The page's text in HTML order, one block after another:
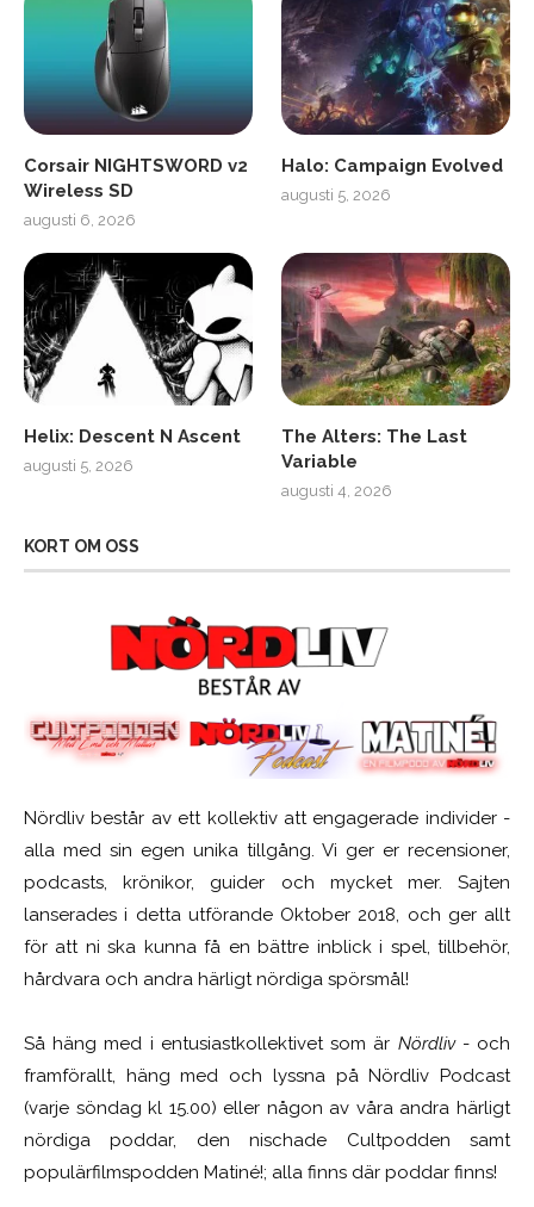
Corsair NIGHTSWORD v2
Wireless SD
augusti 6, 2026
Halo: Campaign Evolved
augusti 5, 2026
Helix: Descent N Ascent
augusti 5, 2026
The Alters: The Last
Variable
augusti 4, 2026
KORT OM OSS
Nördliv består av ett kollektiv att engagerade individer -
alla med sin egen unika tillgång. Vi ger er recensioner,
podcasts, krönikor, guider och mycket mer. Sajten
lanserades i detta utförande Oktober 2018, och ger allt
för att ni ska kunna få en bättre inblick i spel, tillbehör,
hårdvara och andra härligt nördiga spörsmål!
Så häng med i entusiastkollektivet som är Nördliv- och
framförallt, häng med och lyssna på Nördliv Podcast
(varje söndag kl 15.00) eller någon av våra andra härligt
nördiga poddar, den nischade Cultpodden samt
populärfilmspodden Matiné!; alla finns där poddar finns!